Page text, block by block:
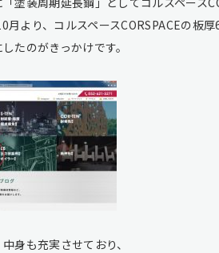
月より、コルスペースCORSPACEの板
たのがきっかけです。
身も充実させており、